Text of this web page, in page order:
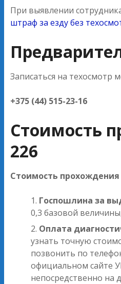
При выявлении
штраф за езду без
Записаться на техосмотр
+375 (44) 515-23-16
Стоимость
226
Стоимость
Госпошлина за
0,3 базовой
Оплата
узнать точную
позвонить по
официальном сайте
непосредственно на